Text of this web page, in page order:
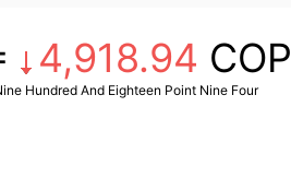
4,918.94 COP
Hundred And Eighteen Point Nine Four